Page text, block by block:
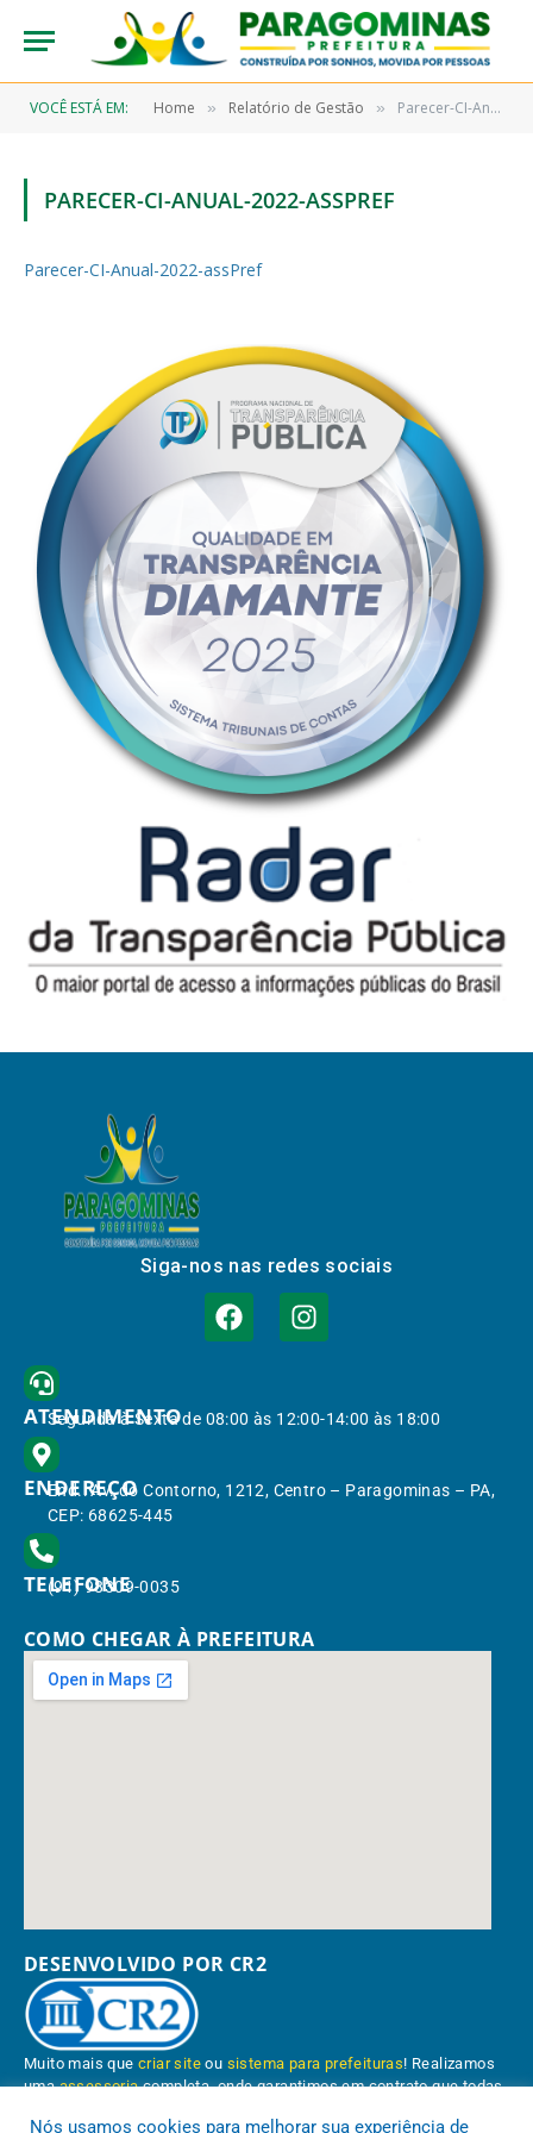
VOCÊ ESTÁ EM: Home » Relatório de Gestão » Parecer-CI-Anual-2022-assPref
PARECER-CI-ANUAL-2022-ASSPREF
Parecer-CI-Anual-2022-assPref
Siga-nos nas redes sociais
ATENDIMENTO
Segunda à Sexta de 08:00 às 12:00-14:00 às 18:00
ENDEREÇO
End.: Av. do Contorno, 1212, Centro – Paragominas – PA,
CEP: 68625-445
TELEFONE
(91) 98309-0035
COMO CHEGAR À PREFEITURA
DESENVOLVIDO POR CR2
Muito mais quecriar site ou sistema para prefeituras! Realizamos
umaassessoriacompleta, onde garantimos em contrato que todas
Nós usamos cookies para melhorar sua experiência de